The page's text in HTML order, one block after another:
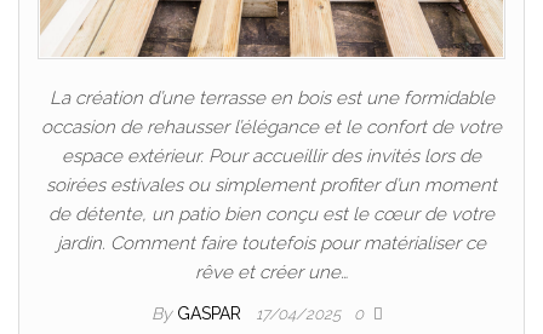
La création d’une terrasse en bois est une formidable
occasion de rehausser l’élégance et le confort de votre
espace extérieur. Pour accueillir des invités lors de
soirées estivales ou simplement profiter d’un moment
de détente, un patio bien conçu est le cœur de votre
jardin. Comment faire toutefois pour matérialiser ce
rêve et créer une…
By GASPAR 17/04/2025 0